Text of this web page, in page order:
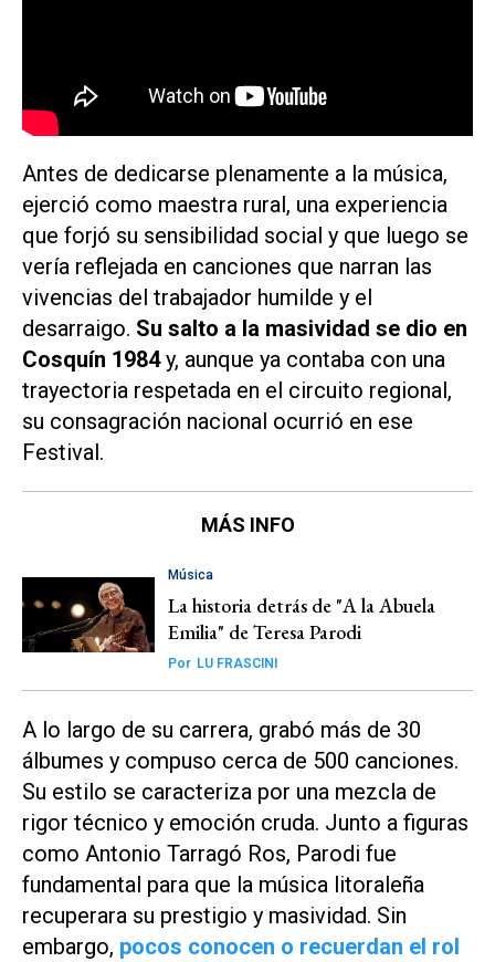
Antes de dedicarse plenamente a la música,
ejerció como maestra rural, una experiencia
que forjó su sensibilidad social y que luego se
vería reflejada en canciones que narran las
vivencias del trabajador humilde y el
desarraigo. Su salto a la masividad se dio en
Cosquín 1984y, aunque ya contaba con una
trayectoria respetada en el circuito regional,
su consagración nacional ocurrió en ese
Festival.
MÁS INFO
Música
La historia detrás de "A la Abuela
Emilia" de Teresa Parodi
Por LU FRASCINI
A lo largo de su carrera, grabó más de 30
álbumes y compuso cerca de 500 canciones.
Su estilo se caracteriza por una mezcla de
rigor técnico y emoción cruda. Junto a figuras
como Antonio Tarragó Ros, Parodi fue
fundamental para que la música litoraleña
recuperara su prestigio y masividad. Sin
embargo, pocos conocen o recuerdan el rol